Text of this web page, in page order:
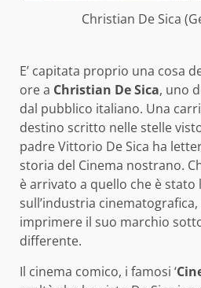
Christian De Sica
E’ capitata proprio una cosa
ore a Christian De Sica, uno
dal pubblico italiano. Una
destino scritto nelle stelle
padre Vittorio De Sica ha
storia del Cinema nostrano.
è arrivato a quello che è stato
sull’industria
imprimere il suo marchio
differente.
Il cinema comico, i famosi ‘